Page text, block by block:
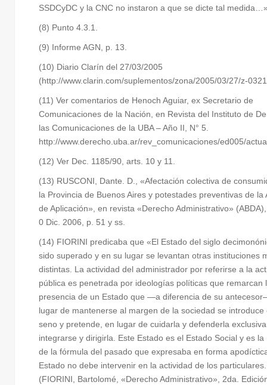
SSDCyDC y la CNC no instaron a que se dicte tal
(8) Punto 4.3.1.
(9) Informe AGN, p. 13.
(10) Diario Clarín del 27/03/2005
(http://www.clarin.com/suplementos/zona/2005/03/27/z-
(11) Ver comentarios de Henoch Aguiar, ex Secretario de
Comunicaciones de la Nación, en Revista del Instituto de
las Comunicaciones de la UBA – Año II, N° 5.
http://www.derecho.uba.ar/rev_comunicaciones/ed005/
(12) Ver Dec. 1185/90, arts. 10 y 11.
(13) RUSCONI, Dante. D., «Afectación colectiva de
la Provincia de Buenos Aires y potestades preventivas de la
de Aplicación», en revista «Derecho Administrativo»
0 Dic. 2006, p. 51 y ss.
(14) FIORINI predicaba que «El Estado del siglo
sido superado y en su lugar se levantan otras instituciones
distintas. La actividad del administrador por referirse a la
pública es penetrada por ideologías políticas que remarcan
presencia de un Estado que —a diferencia de su
lugar de mantenerse al margen de la sociedad se introduce
seno y pretende, en lugar de cuidarla y defenderla
integrarse y dirigirla. Este Estado es el Estado Social y es la
de la fórmula del pasado que expresaba en forma
Estado no debe intervenir en la actividad de los particulares.
(FIORINI, Bartolomé, «Derecho Administrativo», 2da.